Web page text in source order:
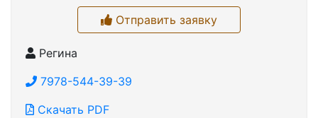
Отправить заявку
Регина
7978-544-39-39
Скачать PDF